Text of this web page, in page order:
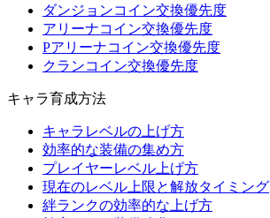
ダンジョンコイン交換優先度
アリーナコイン交換優先度
Pアリーナコイン交換優先度
クランコイン交換優先度
キャラ育成方法
キャラレベルの上げ方
効率的な装備の集め方
プレイヤーレベル上げ方
現在のレベル上限と解放タイミング
絆ランクの効率的な上げ方